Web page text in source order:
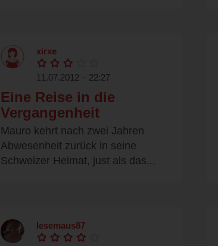
xirxe
11.07.2012 – 22:27
Eine Reise in die
Vergangenheit
Mauro kehrt nach zwei Jahren
Abwesenheit zurück in seine
Schweizer Heimat, just als das...
lesemaus87